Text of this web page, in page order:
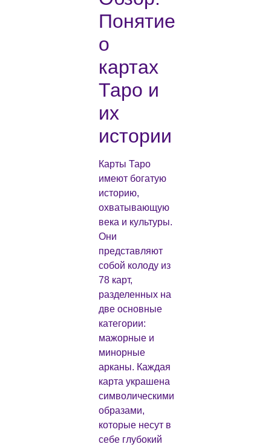
Понятие
о
картах
Таро и
их
истории
Карты Таро
имеют богатую
историю,
охватывающую
века и культуры.
Они
представляют
собой колоду из
78 карт,
разделенных на
две основные
категории:
мажорные и
минорные
арканы. Каждая
карта украшена
символическими
образами,
которые несут в
себе глубокий